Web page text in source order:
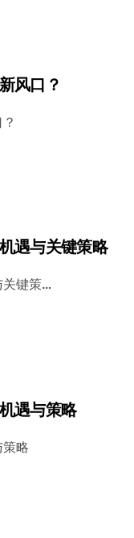
风口？
遇与关键策略
关键策…
遇与策略
策略